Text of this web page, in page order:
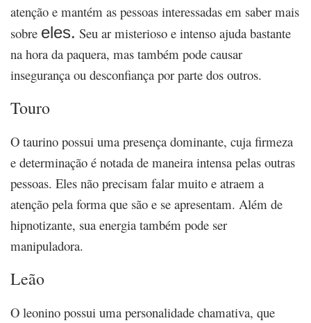
atenção e mantém as pessoas interessadas em saber mais
sobre eles. Seu ar misterioso e intenso ajuda bastante
na hora da paquera, mas também pode causar
insegurança ou desconfiança por parte dos outros.
Touro
O taurino possui uma presença dominante, cuja firmeza
e determinação é notada de maneira intensa pelas outras
pessoas. Eles não precisam falar muito e atraem a
atenção pela forma que são e se apresentam. Além de
hipnotizante, sua energia também pode ser
manipuladora.
Leão
O leonino possui uma personalidade chamativa, que